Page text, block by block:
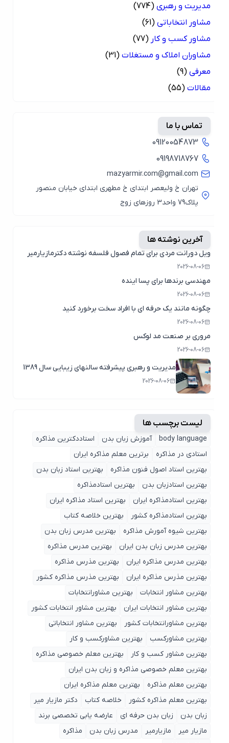
مدیریت و رهبری (774)
مشاور انتخاباتی (61)
مشاور کسب و کار (77)
مشاوران املاک و مستغلات (31)
معرفی (9)
مقالات (55)
تماس با ما
09120054873
09198718767
mazyarmir.com@gmail.com
تهران خ ولیعصر ابتدای خ مطهری ابتدای خیابان منصور
پلاک79 واحد3 روزهای زوج
آخرین نوشته ها
ویل دورانت مردی برای تمام فصول فلسفه نوشته دکترمازیارمیر
2026-08-06
مهندسی برندها برای پسا اینده
2026-08-06
چگونه مانند یک حرفه ای با افراد سخت برخورد کنید
2026-08-06
مروری بر صنعت مد لوکس
2026-08-06
مدیریت و رهبری پیشرفته سالنهای زیبایی سال 1389
2026-08-06
لیست برچسب ها
body language آموزش زبان بدن
استاددکترین مذاکره
استادی در مذاکره
برترین معلم مذاکره ایران
بهترین استاد اصول ‌فنون مذاکره
بهترین استاد زبان بدن
بهترین استادزبان بدن
بهترین استادمذاکره
بهترین استادمذاکره ایران
بهترین استاد مذاکره ایران
بهترین استادمذاکره کشور
بهترین خلاصه کتاب
بهترین شیوه آمورش مذاکره
بهترین مدرس زبان بدن
بهترین مدرس زبان بدن ایران
بهترین مدرس مذاکره
بهترین مدرس مذاکره ایران
بهترین مذرس مذاکره
بهترین مذرس مذاکره ایران
بهترین مذرس مذاکره کشور
بهترین مشاور انتخابات
بهترین مشاورانتخابات
بهترین مشاور انتخابات ایران
بهترین مشاور انتخابات کشور
بهترین مشاورانتخابات کشور
بهترین مشاور انتخاباتی
بهترین مشاورکسب
بهترین مشاورکسب و کار
بهترین مشاور کسب و کار
بهترین معلم خصوصی مذاکره
بهترین معلم خصوصی مذاکره و زبان بدن ایران
بهترین معلم مذاکره
بهترین معلم مذاکره ایران
بهترین معلم مذاکره کشور
خلاصه کتاب
دکتر مازیار میر
زبان بدن
زبان بدن حرفه ای
عارضه یابی تخصصی برند
مازیار میر
مازیارمیر مدرس زبان بدن
مذاکره